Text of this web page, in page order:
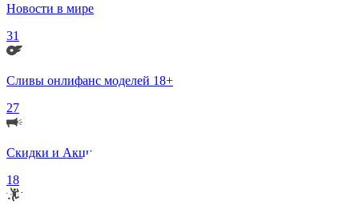
Новости в мире
31
Сливы онлифанс моделей 18+
27
Скидки и Акции
18